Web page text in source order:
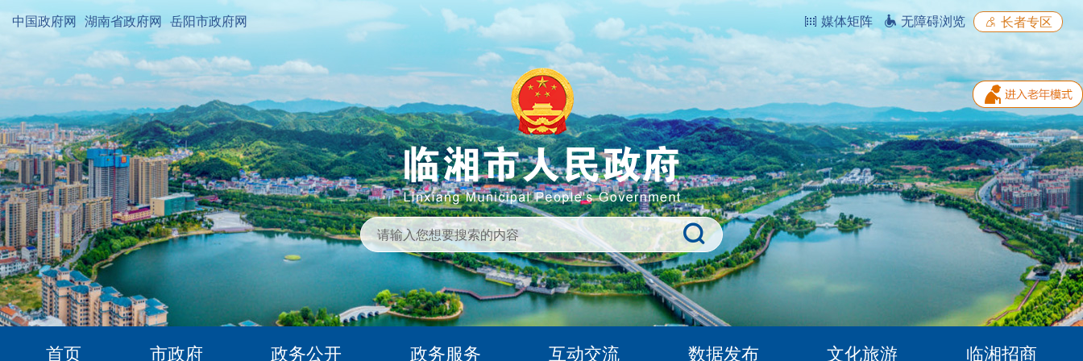
中国政府网 湖南省政府网 岳阳市政府网 媒体矩阵 无障碍浏览 长者专区
首页 市政府 政务公开 政务服务 互动交流 数据发布 文化旅游 临湘招商